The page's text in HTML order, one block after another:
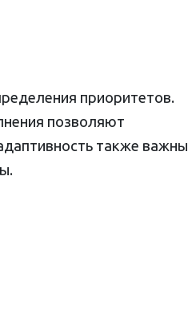
приоритетов.
позволяют
также важны